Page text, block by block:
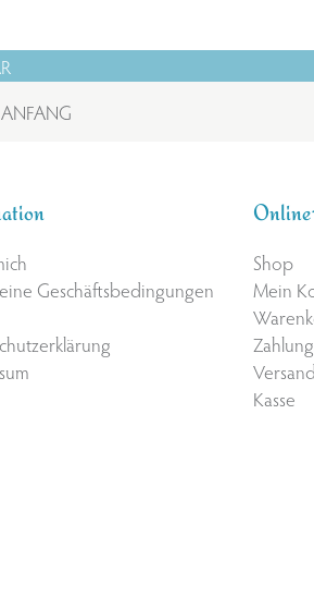
Geschäftsbedingungen
Shop
Mein
Kasse